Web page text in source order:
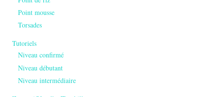
Point mousse
Torsades
Tutoriels
Niveau confirmé
Niveau débutant
Niveau intermédiaire